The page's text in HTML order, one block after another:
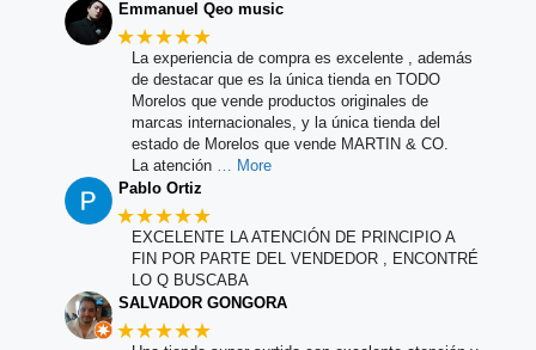
Emmanuel Qeo music
★★★★★
La experiencia de compra es excelente , además
de destacar que es la única tienda en TODO
Morelos que vende productos originales de
marcas internacionales, y la única tienda del
estado de Morelos que vende MARTIN & CO.
La atención
… More
Pablo Ortiz
★★★★★
EXCELENTE LA ATENCIÓN DE PRINCIPIO A
FIN POR PARTE DEL VENDEDOR , ENCONTRÉ
LO Q BUSCABA
SALVADOR GONGORA
★★★★★